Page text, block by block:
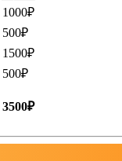
1000₽
500₽
1500₽
500₽
3500₽